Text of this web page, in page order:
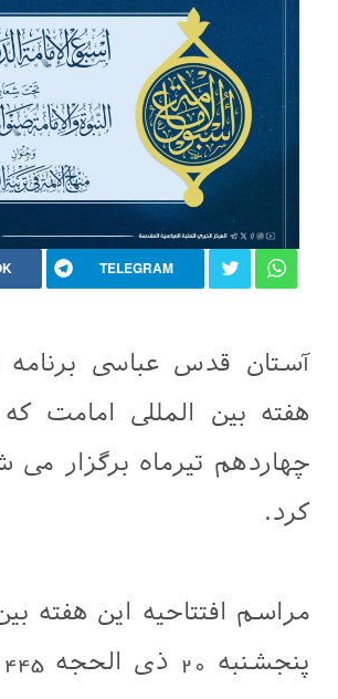
TELEGRAM
آستان قدس عباسی
هفته بین المللی امامت
چهاردهم تیرماه برگزار می
کرد.
مراسم افتتاحیه این هفته